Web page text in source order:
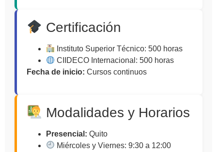
Certificación
Instituto Superior Técnico: 500 horas
CIIDECO Internacional: 500 horas
Fecha de inicio: Cursos continuos
Modalidades y Horarios
Presencial: Quito
Miércoles y Viernes: 9:30 a 12:00